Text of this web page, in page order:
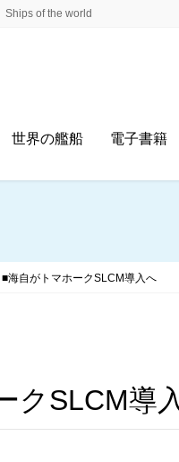
Ships of the world
世界の艦船 電子書籍
■海自がトマホークSLCM導入へ
クSLCM導